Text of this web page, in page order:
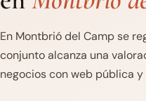
En Montbrió del Camp se
conjunto alcanza una
negocios con web pública